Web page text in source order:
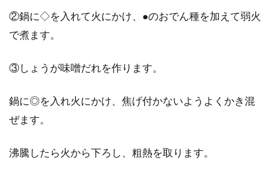
②鍋に◇を入れて火にかけ、●のおでん種を加えて弱火
で煮ます。
③しょうが味噌だれを作ります。
鍋に◎を入れ火にかけ、焦げ付かないようよくかき混
ぜます。
沸騰したら火から下ろし、粗熱を取ります。